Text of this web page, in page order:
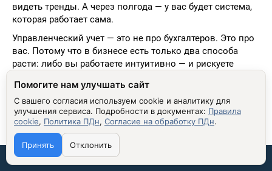
видеть тренды. А через полгода — у вас будет система,
которая работает сама.
Управленческий учет — это не про бухгалтеров. Это про
вас. Потому что в бизнесе есть только два способа
расти: либо вы работаете интуитивно — и рискуете
ваша прибыль становится предсказуемой, а рост —
гарантированным.
Связаться со мной:
Помогите нам улучшать сайт
С вашего согласия используем cookie и аналитику для
улучшения сервиса. Подробности в документах: Правила
cookie, Политика ПДн, Согласие на обработку ПДн.
Принять Отклонить